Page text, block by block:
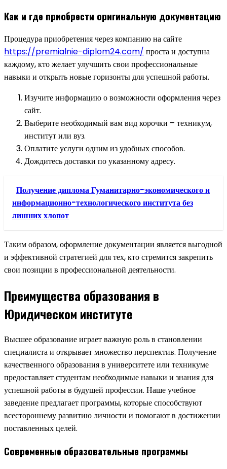
Как и где приобрести оригинальную документацию
Процедура приобретения через компанию на сайте
https://premialnie-diplom24.com/ проста и доступна
каждому, кто желает улучшить свои профессиональные
навыки и открыть новые горизонты для успешной работы.
Изучите информацию о возможности оформления через
сайт.
Выберите необходимый вам вид корочки – техникум,
институт или вуз.
Оплатите услуги одним из удобных способов.
Дождитесь доставки по указанному адресу.
Получение диплома Гуманитарно-экономического и
информационно-технологического института без
лишних хлопот
Таким образом, оформление документации является выгодной
и эффективной стратегией для тех, кто стремится закрепить
свои позиции в профессиональной деятельности.
Преимущества образования в
Юридическом институте
Высшее образование играет важную роль в становлении
специалиста и открывает множество перспектив. Получение
качественного образования в университете или техникуме
предоставляет студентам необходимые навыки и знания для
успешной работы в будущей профессии. Наше учебное
заведение предлагает программы, которые способствуют
всестороннему развитию личности и помогают в достижении
поставленных целей.
Современные образовательные программы